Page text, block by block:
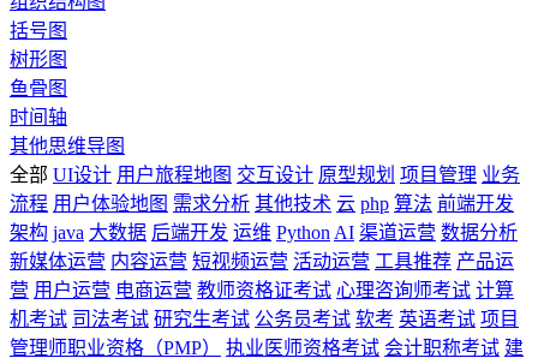
括号图
树形图
鱼骨图
时间轴
其他思维导图
全部 UI设计 用户旅程地图 交互设计 原型规划 项目管理 业务
流程 用户体验地图 需求分析 其他技术 云 php 算法 前端开发
架构 java 大数据 后端开发 运维 Python AI 渠道运营 数据分析
新媒体运营 内容运营 短视频运营 活动运营 工具推荐 产品运
营 用户运营 电商运营 教师资格证考试 心理咨询师考试 计算
机考试 司法考试 研究生考试 公务员考试 软考 英语考试 项目
管理师职业资格（PMP）
执业医师资格考试 会计职称考试 建